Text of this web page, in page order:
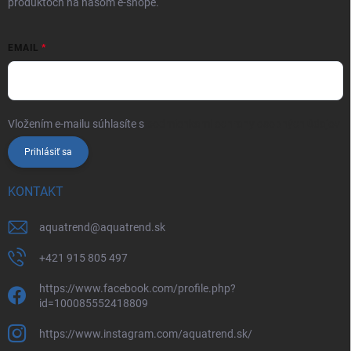
EMAIL
Vložením e-mailu súhlasíte s
Prihlásiť sa
KONTAKT
aquatrend@aquatrend.sk
+421 915 805 497
https://www.facebook.com/profile.php?
id=100085552418809
https://www.instagram.com/aquatrend.sk/